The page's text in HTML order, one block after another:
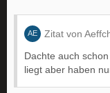
Zitat von
Dachte auch
liegt aber haben